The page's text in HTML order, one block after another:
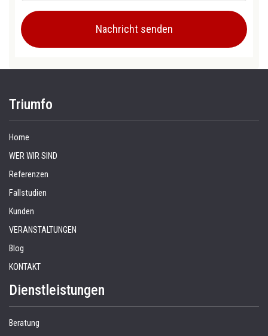
Triumfo
Home
WER WIR SIND
Referenzen
Fallstudien
Kunden
VERANSTALTUNGEN
Blog
KONTAKT
Dienstleistungen
Beratung